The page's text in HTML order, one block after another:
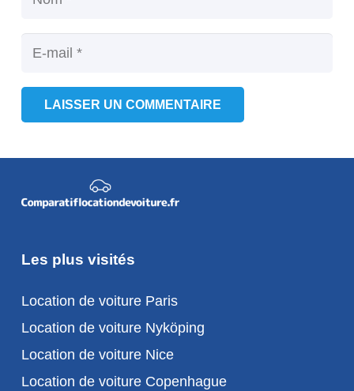
LAISSER UN COMMENTAIRE
Les plus visités
Location de voiture Paris
Location de voiture Nyköping
Location de voiture Nice
Location de voiture Copenhague